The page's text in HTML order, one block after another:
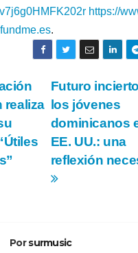
https://
.
Futuro
los jóvenes
dominicanos
EE. UU.: una
reflexión
realiza
Porsurmusic